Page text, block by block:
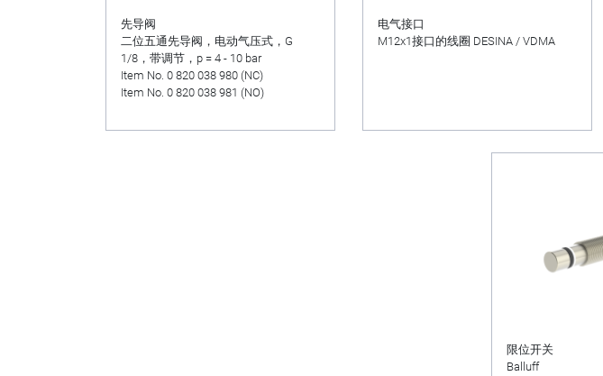
先导阀
二位五通先导阀，电动气压式，G
1/8，带调节，p = 4 - 10 bar
Item No. 0 820 038 980 (NC)
Item No. 0 820 038 981 (NO)
电气接口
M12x1接口的线圈 DESINA / VDMA
限位开关
Balluff